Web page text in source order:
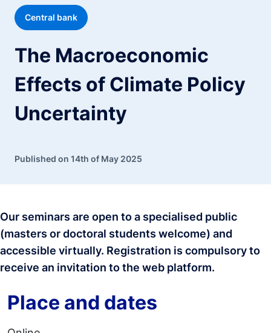
Central bank
The Macroeconomic
Effects of Climate Policy
Uncertainty
Published on 14th of May 2025
Our seminars are open to a specialised public
(masters or doctoral students welcome) and
accessible virtually. Registration is compulsory to
receive an invitation to the web platform.
Place and dates